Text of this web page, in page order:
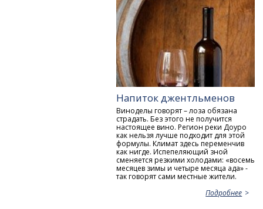
Напиток джентльменов
Виноделы говорят – лоза обязана
страдать. Без этого не получится
настоящее вино. Регион реки Доуро
как нельзя лучше подходит для этой
формулы. Климат здесь переменчив
как нигде. Испепеляющий зной
сменяется резкими холодами: «восемь
месяцев зимы и четыре месяца ада» -
так говорят сами местные жители.
Подробнее